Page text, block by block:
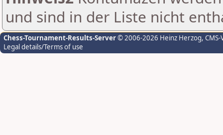
und sind in der Liste nicht
Chess-Tournament-Results-Server© 2006-2026 Heinz Herzog,
Legal details/Terms of use